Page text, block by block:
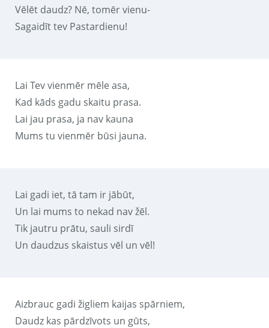
Vēlēt daudz? Nē, tomēr vienu-
Sagaidīt tev Pastardienu!
Lai Tev vienmēr mēle asa,
Kad kāds gadu skaitu prasa.
Lai jau prasa, ja nav kauna
Mums tu vienmēr būsi jauna.
Lai gadi iet, tā tam ir jābūt,
Un lai mums to nekad nav žēl.
Tik jautru prātu, sauli sirdī
Un daudzus skaistus vēl un vēl!
Aizbrauc gadi žigliem kaijas spārniem,
Daudz kas pārdzīvots un gūts,